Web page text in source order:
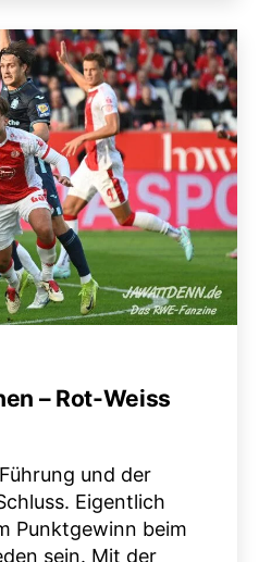
– Rot-Weiss
und der
Eigentlich
Punktgewinn beim
sein. Mit der